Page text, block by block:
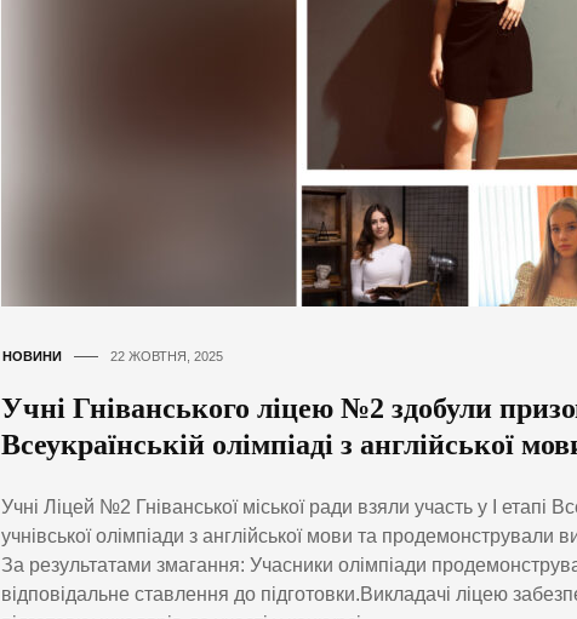
НОВИНИ 22 ЖОВТНЯ, 2025
Учні Гніванського ліцею №2 здобули
Всеукраїнській олімпіаді з англійської
Учні Ліцей №2 Гніванської міської ради взяли участь у І етапі
учнівської олімпіади з англійської мови та продемонстрували
За результатами змагання: Учасники олімпіади
відповідальне ставлення до підготовки.Викладачі ліцею